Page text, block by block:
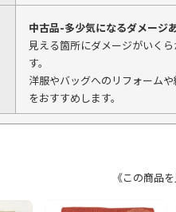
中古品-多少気になるダメージ
見える箇所にダメージがいく
す。
洋服やバッグへのリフォーム
をおすすめします。
《この商品